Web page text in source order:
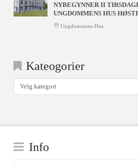
NYBEGYNNER II
UNGDOMMENS HUS
Ungdommens Hus
Kateogorier
Kateogorier
Info